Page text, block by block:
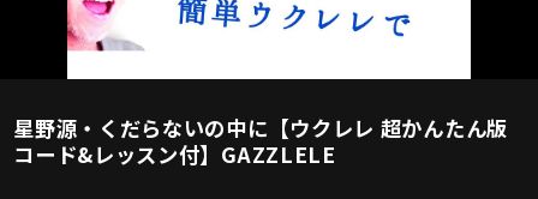
星野源・くだらないの中に【ウクレレ 超かんたん版
コード&レッスン付】GAZZLELE